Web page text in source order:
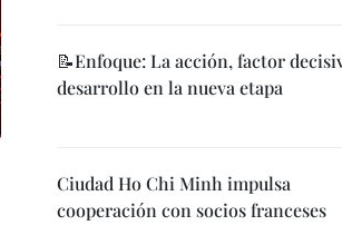
📝Enfoque: La acción, factor
desarrollo en la nueva etapa
Ciudad Ho Chi Minh impulsa
cooperación con socios franceses